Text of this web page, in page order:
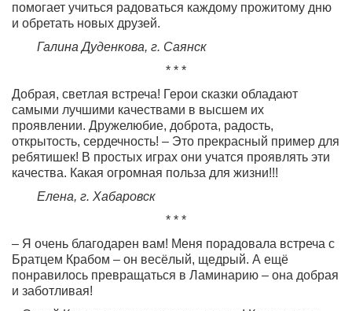
помогает учиться радоваться каждому прожитому дню
и обретать новых друзей.
Галина Дуденкова, г. Саянск
* * *
Добрая, светлая встреча! Герои сказки обладают
самыми лучшими качествами в высшем их
проявлении. Дружелюбие, доброта, радость,
открытость, сердечность! – Это прекрасный пример для
ребятишек! В простых играх они учатся проявлять эти
качества. Какая огромная польза для жизни!!!
Елена, г. Хабаровск
* * *
– Я очень благодарен вам! Меня порадовала встреча с
Братцем Крабом – он весёлый, щедрый. А ещё
понравилось превращаться в Ламинарию – она добрая
и заботливая!